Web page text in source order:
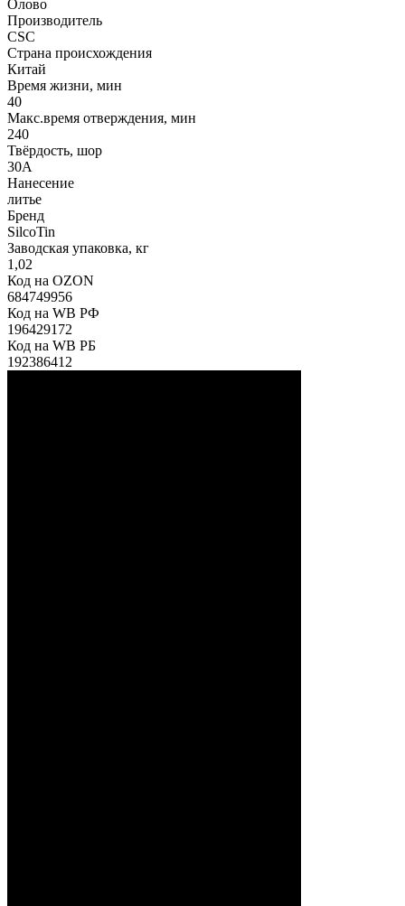
Олово
Производитель
CSC
Страна происхождения
Китай
Время жизни, мин
40
Макс.время отверждения, мин
240
Твёрдость, шор
30А
Нанесение
литье
Бренд
SilcoTin
Заводская упаковка, кг
1,02
Код на OZON
684749956
Код на WB РФ
196429172
Код на WB РБ
192386412